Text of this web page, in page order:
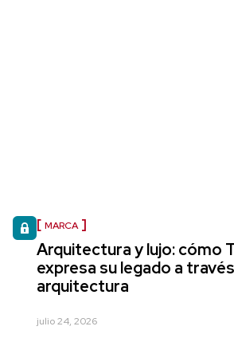
MARCA
Arquitectura y lujo: cómo
expresa su legado a
arquitectura
julio 24, 2026